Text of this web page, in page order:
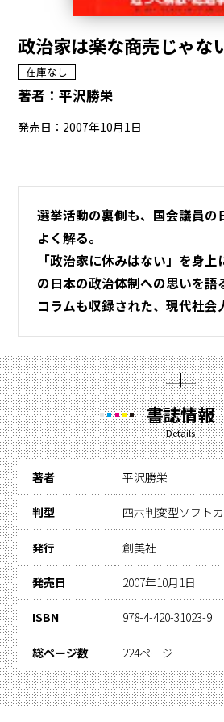
政治家は楽な商売じゃな
在庫なし
著者：平沢勝栄
発売日：2007年10月1日
選挙活動の裏側も、国会議員の
よく解る。
「政治家に休みはない」を身
の日本の政治体制への思いを語
コラムも収録された、現代社会
書誌情報
Details
著者 平沢勝栄
判型 四六判変型ソフト
発行 創美社
発売日 2007年10月1日
ISBN 978-4-420-31023-9
総ページ数 224ページ